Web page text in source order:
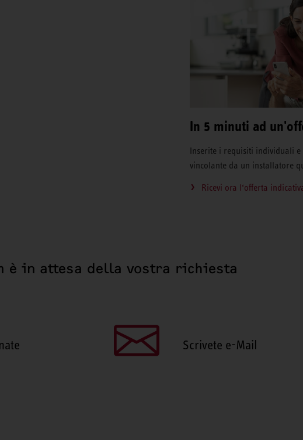
In 5 minuti ad
Inserite i requisiti individuali e
vincolante da un installatore
Ricevi ora l‘offerta
è in attesa della vostra richiesta
Scrivete e-Mail